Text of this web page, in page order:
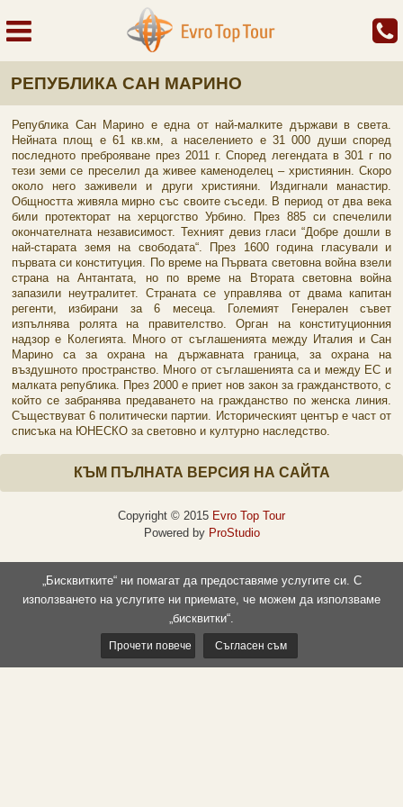
РЕПУБЛИКА САН МАРИНО
Република Сан Марино е една от най-малките държави в света.
Нейната площ е 61 кв.км, а населението е 31 000 души според
последното преброяване през 2011 г. Според легендата в 301 г по
тези земи се преселил да живее каменоделец – християнин. Скоро
около него заживели и други християни. Издигнали манастир.
Общността живяла мирно със своите съседи. В период от два века
били протекторат на херцогство Урбино. През 885 си спечелили
окончателната независимост. Техният девиз гласи “Добре дошли в
най-старата земя на свободата“. През 1600 година гласували и
първата си конституция. По време на Първата световна война взели
страна на Антантата, но по време на Втората световна война
запазили неутралитет. Страната се управлява от двама капитан
регенти, избирани за 6 месеца. Големият Генерален съвет
изпълнява ролята на правителство. Орган на конституционния
надзор е Колегията. Много от съглашенията между Италия и Сан
Марино са за охрана на държавната граница, за охрана на
въздушното пространство. Много от съглашенията са и между ЕС и
малката република. През 2000 е приет нов закон за гражданството, с
който се забранява предаването на гражданство по женска линия.
Съществуват 6 политически партии. Историческият център е част от
списъка на ЮНЕСКО за световно и културно наследство.
КЪМ ПЪЛНАТА ВЕРСИЯ НА САЙТА
Copyright © 2015 Evro Top Tour
Powered by ProStudio
„Бисквитките“ ни помагат да предоставяме услугите си. С
използването на услугите ни приемате, че можем да използваме
„бисквитки“.
Прочети повече Съгласен съм